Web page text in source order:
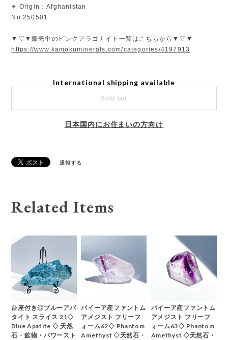
✴︎ Origin：Afghanistan
No.250501
▼▽▼販売中のピンクアラゴナイト一覧はこちらから▼▽▼
https://www.kamokuminerals.com/categories/4197913
International shipping available
Sold out
日本国内にお住まいの方向け
通報する
Related Items
台座付き◎ブルーアパ
タイト スライス 21◇
Blue Apatite ◇ 天然
石・鉱物・パワースト
バイーア産ファントム
アメジスト フリーフ
ォーム62◇ Phantom
Amethyst ◇天然石・
バイーア産ファントム
アメジスト フリーフ
ォーム63◇ Phantom
Amethyst ◇天然石・